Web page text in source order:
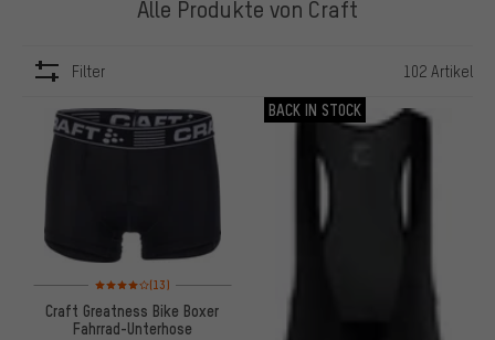
Alle Produkte von Craft
Filter 102 Artikel
ARTIKEL
Bewertungen: 4 von 5 basierend auf 13 Bewertungen
(13)
Craft Greatness Bike Boxer
Fahrrad-Unterhose
BACK IN STOCK